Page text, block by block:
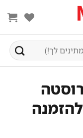
מ''מ להזמנה